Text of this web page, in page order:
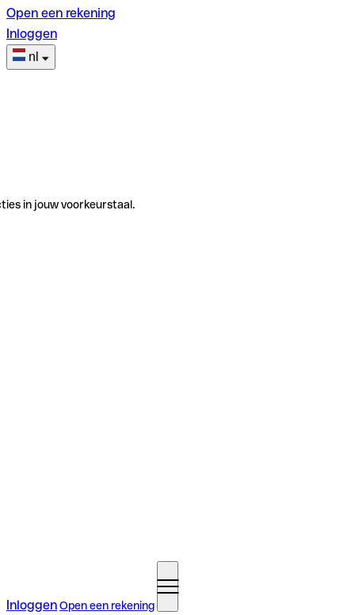
Open een rekening
Inloggen
nl
in jouw voorkeurstaal.
InloggenOpen een rekening